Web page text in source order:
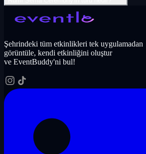
Şehrindeki tüm etkinlikleri tek uygulamadan
görüntüle, kendi etkinliğini oluştur
ve EventBuddy'ni bul!